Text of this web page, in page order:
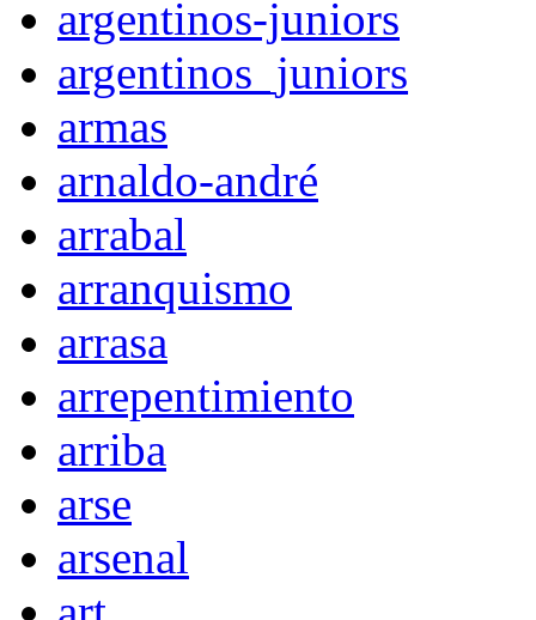
argentinos-juniors
argentinos_juniors
armas
arnaldo-andré
arrabal
arranquismo
arrasa
arrepentimiento
arriba
arse
arsenal